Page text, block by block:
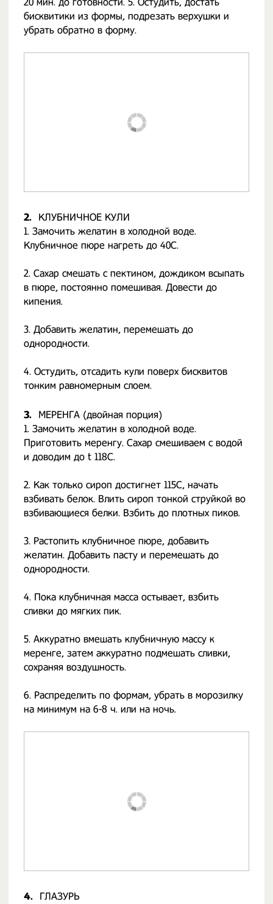
бисквитики из формы, подрезать верхушки и
убрать обратно в форму.
2.
КЛУБНИЧНОЕ КУЛИ
1. Замочить желатин в холодной воде.
Клубничное пюре нагреть до 40С.
2. Сахар смешать с пектином, дождиком всыпать
в пюре, постоянно помешивая. Довести до
кипения.
3. Добавить желатин, перемешать до
однородности.
4. Остудить, отсадить кули поверх бисквитов
тонким равномерным слоем.
3.
МЕРЕНГА (двойная порция)
1. Замочить желатин в холодной воде.
Приготовить меренгу. Сахар смешиваем с водой
и доводим до t 118C.
2. Как только сироп достигнет 115С, начать
взбивать белок. Влить сироп тонкой струйкой во
взбивающиеся белки. Взбить до плотных пиков.
3. Растопить клубничное пюре, добавить
желатин. Добавить пасту и перемешать до
однородности.
4. Пока клубничная масса остывает, взбить
сливки до мягких пик.
5. Аккуратно вмешать клубничную массу к
меренге, затем аккуратно подмешать сливки,
сохраняя воздушность.
6. Распределить по формам, убрать в морозилку
на минимум на 6-8 ч. или на ночь.
4.
ГЛАЗУРЬ